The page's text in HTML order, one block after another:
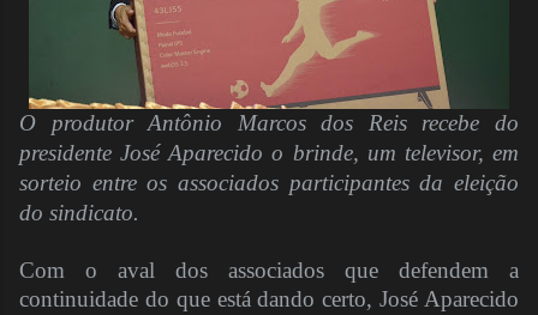
O produtor Antônio Marcos dos Reis recebe do
presidente José Aparecido o brinde, um televisor, em
sorteio entre os associados participantes da eleição
do sindicato.
Com o aval dos associados que defendem a
continuidade do que está dando certo, José Aparecido